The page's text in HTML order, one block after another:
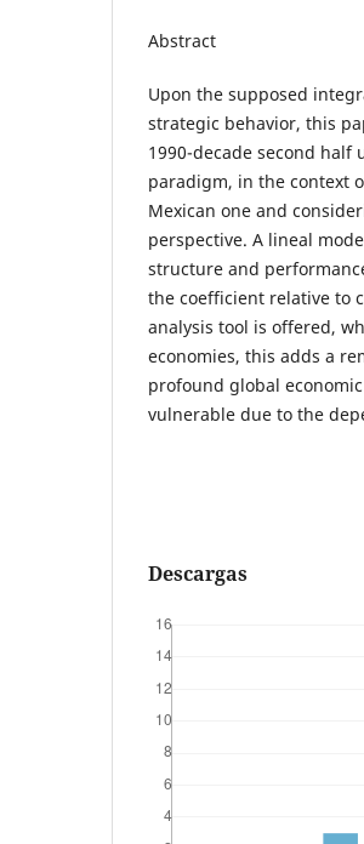
Abstract
Upon the supposed
strategic behavior, this
1990-decade second
paradigm, in the context
Mexican one and
perspective. A lineal
structure and
the coefficient relative to
analysis tool is offered,
economies, this adds a
profound global
vulnerable due to the
Descargas